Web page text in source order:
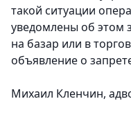
такой ситуации
уведомлены об этом
на базар или в
объявление о
Михаил Кленчин,